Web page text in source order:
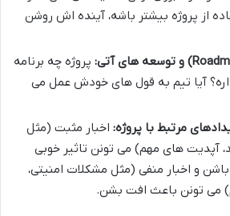
از پروژه بیشتر باشه، آینده اش روشن
پروژه چه برنامه
آیا تیم به قول های خودش عمل می
مرتبط با پروژه: اخبار مثبت (مثل
آپدیت های مهم) می تونن تاثیر خوبی
و اخبار منفی (مثل مشکلات امنیتی،
می تونن باعث افت بشن.